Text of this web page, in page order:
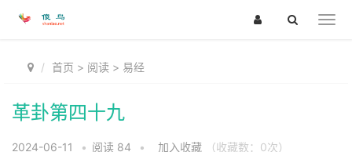
首页 > 阅读 > 易经
革卦第四十九
2024-06-11 • 阅读 84 • 加入收藏 （收藏数： 0次）